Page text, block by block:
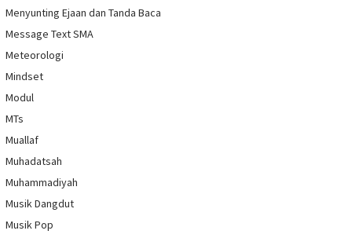
Menyunting Ejaan dan Tanda Baca
Message Text SMA
Meteorologi
Mindset
Modul
MTs
Muallaf
Muhadatsah
Muhammadiyah
Musik Dangdut
Musik Pop